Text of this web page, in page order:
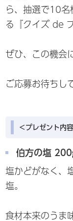
ら、抽選で10名
る『クイズ de
ぜひ、この機会
ご応募お待ちし
＜プレゼント内
伯方の塩
塩かどがなく、
塩。
食材本来のうま